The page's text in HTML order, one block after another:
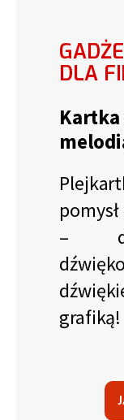
DLA
Kartka
–
grafiką!